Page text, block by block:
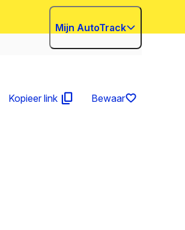
Mijn AutoTrack
Kopieer link Bewaar